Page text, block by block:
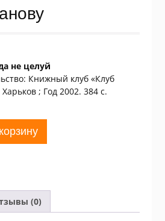
не целуй
Книжный клуб «Клуб
; Год 2002. 384 с.
(0)